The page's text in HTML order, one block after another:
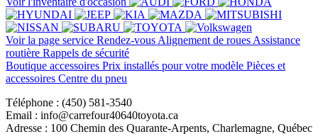
Voir la page service Rendez-vous Alignement de roues Assistance
routière Rappels de sécurité
Boutique accessoires Prix installés pour votre modèle Pièces et
accessoires Centre du pneu
Téléphone : (450) 581-3540
Email : info@carrefour40640toyota.ca
Adresse : 100 Chemin des Quarante-Arpents, Charlemagne, Québec